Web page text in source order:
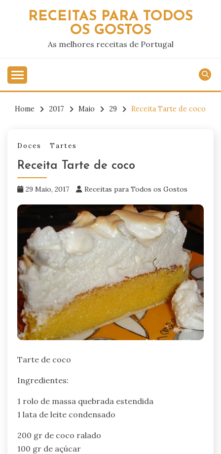
RECEITAS PARA TODOS
OS GOSTOS
As melhores receitas de Portugal
Home 2017 Maio 29 Receita Tarte de coco
Doces Tartes
Receita Tarte de coco
29 Maio, 2017 Receitas para Todos os Gostos
Tarte de coco
Ingredientes:
1 rolo de massa quebrada estendida
1 lata de leite condensado
200 gr de coco ralado
100 gr de açúcar